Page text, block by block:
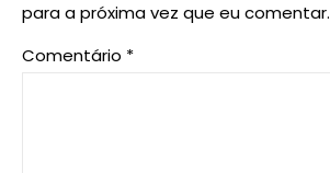
para a próxima vez que eu comentar.
Comentário *